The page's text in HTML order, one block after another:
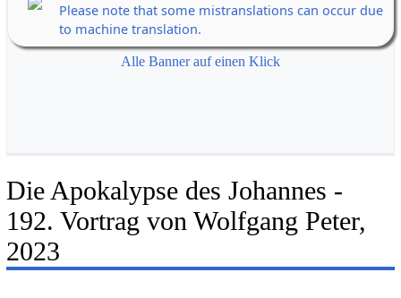
Please note that some mistranslations can occur due
to machine translation.
Alle Banner auf einen Klick
Die Apokalypse des Johannes -
192. Vortrag von Wolfgang Peter,
2023